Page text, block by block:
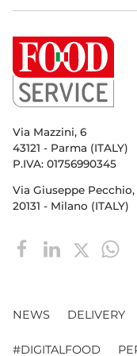
Via Mazzini, 6
43121 - Parma (ITALY)
P.IVA: 01756990345
Via Giuseppe Pecchio,
20131 - Milano (ITALY)
NEWS DELIVERY
#DIGITALFOOD